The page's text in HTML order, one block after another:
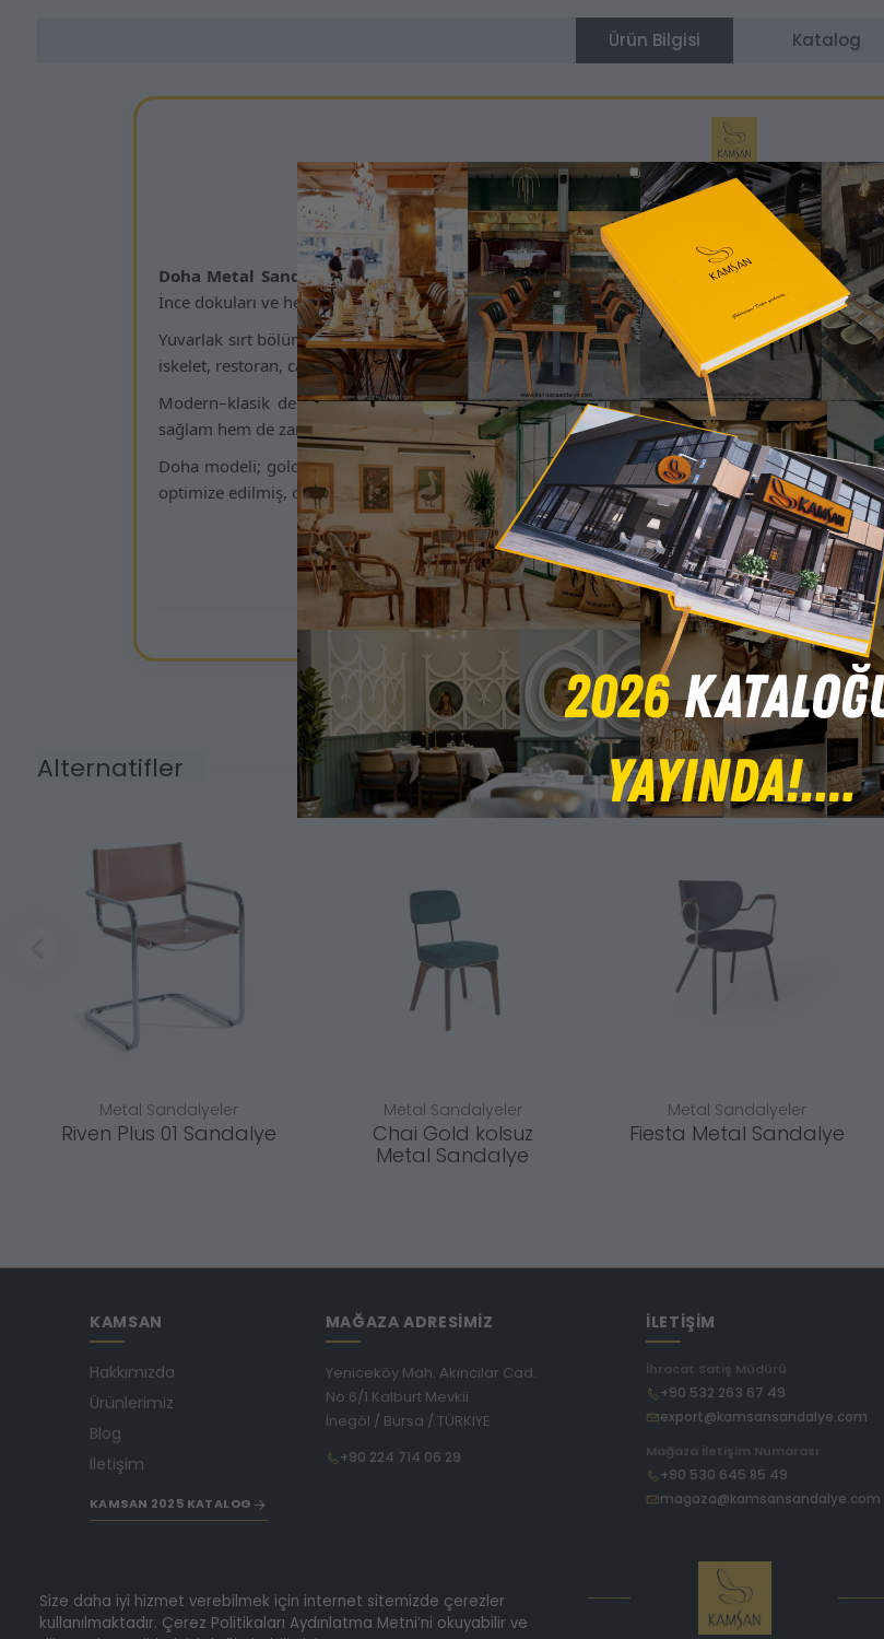
Ürün Bilgisi Katalog
Doha Metal Sandalye
Kamsan Sandalye – Bursa İnegöl Mobilya • Modern –
Doha Metal Sandalye, altın kaplama zarif metal gövdesi ve yuvarlak sırt tasarımıyla klasik
İnce dokuları ve heykelsi görünümü sayesinde mekâna estetik bir değer katar.
Yuvarlak sırt bölümünde kullanılan döşemeli yapı, konforu artırırken; ince metal hatlar
iskelet, restoran, cafe, otel lobileri ve sanat odaklı iç mimari projelerde güçlü bir dekoratif etki
Modern–klasik dengesiyle hazırlanan bu model, tarihi dokuyu güncel tasarımla bir araya
sağlam hem de zarif yapısıyla uzun yıllar kullanılabilecek dayanıklı bir oturma çözümü sunar.
Doha modeli; gold metal sandalye, luxury chair, classical modern chair, restaurant armchair ve
optimize edilmiş, dikkat çekici bir tasarım anlayışını yansıtır.
Ürünü Katalogda Hemen İncele
© 2025 Kamsan Sandalye - Bursa İnegöl Mobilya – Tüm
Alternatifler
Metal Sandalyeler
Riven Plus 01 Sandalye
Metal Sandalyeler
Chai Gold kolsuz
Metal Sandalye
Metal Sandalyeler
Fiesta Metal Sandalye
KAMSAN
Hakkımızda
Ürünlerimiz
Blog
İletişim
KAMSAN 2025 KATALOG
MAĞAZA ADRESİMİZ
Yeniceköy Mah. Akıncılar Cad.
No:6/1 Kalburt Mevkii
İnegöl / Bursa / TÜRKİYE
+90 224 714 06 29
İLETİŞİM
İhracat Satış Müdürü
+90 532 263 67 49
export@kamsansandalye.com
Mağaza İletişim Numarası
+90 530 645 85 49
magaza@kamsansandalye.com
Size daha iyi hizmet verebilmek için internet sitemizde çerezler
kullanılmaktadır. Çerez Politikaları Aydınlatma Metni’ni okuyabilir ve